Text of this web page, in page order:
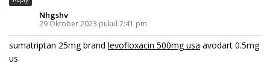
Nhgshv
29 Oktober 2023 pukul 7:41 pm
sumatriptan 25mg brand levofloxacin 500mg usa avodart 0.5mg
us